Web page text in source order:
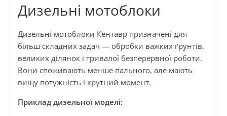
Дизельні мотоблоки
Дизельні мотоблоки Кентавр призначені для
більш складних задач — обробки важких ґрунтів,
великих ділянок і тривалої безперервної роботи.
Вони споживають менше пального, але мають
вищу потужність і крутний момент.
Приклад дизельної моделі: